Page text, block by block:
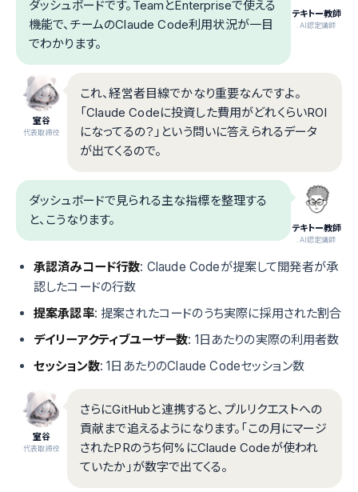
テキトー教師
.AI認定講師
ダッシュボードです。TeamとEnterpriseで使える
機能で、チームのClaude Code利用状況が一目
でわかります。
室谷
代表取締役
これ、経営者目線でかなり重要なんですよ。
「Claude Codeに投資した費用がどれくらいROI
になってるの？」という問いに答えられるデータ
が出てくるので。
テキトー教師
.AI認定講師
ダッシュボードで見られる主な指標を整理する
と、こうなります。
承認済みコード行数: Claude Codeが提案して開発者が承
認したコードの行数
提案承認率: 提案されたコードのうち実際に採用された割合
デイリーアクティブユーザー数: 1日あたりの実際の利用者数
セッション数: 1日あたりのClaude Codeセッション数
室谷
代表取締役
さらにGitHubと連携すると、プルリクエストへの
貢献まで追えるようになります。「この月にマージ
されたPRのうち何%にClaude Codeが使われ
ていたか」が数字で出てくる。